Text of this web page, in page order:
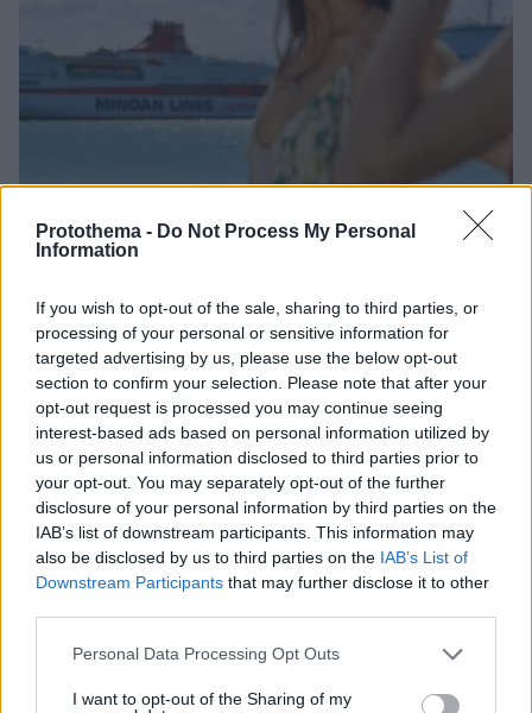
Protothema - Do Not Process My Personal
Information
If you wish to opt-out of the sale, sharing to third parties, or
processing of your personal or sensitive information for
targeted advertising by us, please use the below opt-out
section to confirm your selection. Please note that after your
opt-out request is processed you may continue seeing
interest-based ads based on personal information utilized by
us or personal information disclosed to third parties prior to
your opt-out. You may separately opt-out of the further
disclosure of your personal information by third parties on the
IAB’s list of downstream participants. This information may
also be disclosed by us to third parties on the IAB’s List of
Downstream Participants that may further disclose it to other
Please note that this website/app uses one or more Google
not limited to your visit or usage behaviour. You may click to
Personal Data Processing Opt Outs
I want to opt-out of the Sharing of my
Από μαθητής, φοιτητής σε άλλη πόλη!
H Kaizen Gaming στο Παγκόσμιο Kύπελλο: Μία
διοργάνωση, δώδεκα πόλεις, χιλιάδες κοινές στιγμές
05.08.2026, 08:38
Πώς μια απλή ιδέα εξελίχθηκε σε κορυφαίο θεσμό
ρομποτικής στην Ελλάδα
04.08.2026, 11:20
ΡΟΗ ΕΙΔΗΣΕΩΝ